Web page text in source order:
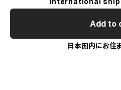
Add to
日本国内にお住